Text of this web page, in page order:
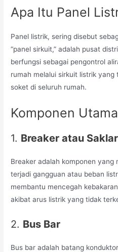
Apa Itu Panel
Panel listrik, sering disebut
“panel sirkuit,” adalah pusat
berfungsi sebagai pengontrol
rumah melalui sirkuit listrik
soket di seluruh rumah.
Komponen
1. Breaker atau
Breaker adalah komponen yang
terjadi gangguan atau beban
membantu mencegah
akibat arus listrik yang tidak
2. Bus Bar
Bus bar adalah batang